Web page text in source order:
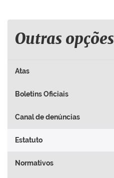
Outras opções
Atas
Boletins Oficiais
Canal de denúncias
Estatuto
Normativos